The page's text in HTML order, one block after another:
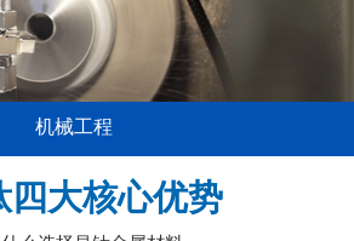
机械工程
四大核心优势